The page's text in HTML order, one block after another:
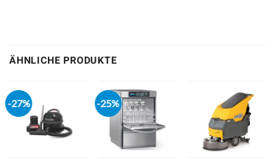
ÄHNLICHE PRODUKTE
-27% -25%